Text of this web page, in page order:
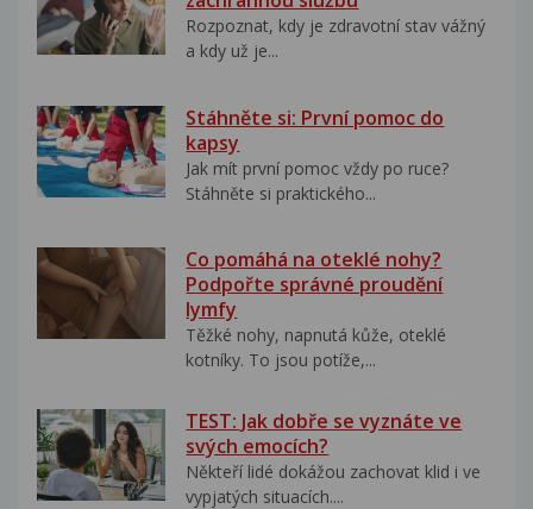
Rozpoznat, kdy je zdravotní stav vážný
a kdy už je...
Stáhněte si: První pomoc do
kapsy
Jak mít první pomoc vždy po ruce?
Stáhněte si praktického...
Co pomáhá na oteklé nohy?
Podpořte správné proudění
lymfy
Těžké nohy, napnutá kůže, oteklé
kotníky. To jsou potíže,...
TEST: Jak dobře se vyznáte ve
svých emocích?
Někteří lidé dokážou zachovat klid i ve
vypjatých situacích....